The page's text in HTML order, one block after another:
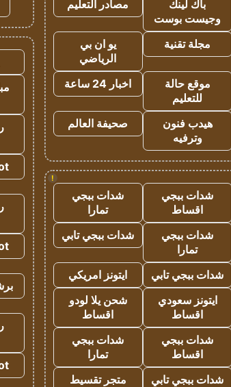
باك لينك
وجيست بوست
مصادر التعليم
مجلة تقنية
يو ان بي
الرياضي
موقع حالة
للتعليم
اخبار 24 ساعة
هيدب فنون
وترفيه
صحيفة العالم
!
شدات ببجي
اقساط
شدات ببجي
تمارا
شدات ببجي
تمارا
شدات ببجي تابي
شدات ببجي تابي
ايتونز امريكي
ايتونز سعودي
اقساط
شحن يلا لودو
اقساط
شدات ببجي
اقساط
شدات ببجي
تمارا
شدات ببجي تابي
متجر تقسيط